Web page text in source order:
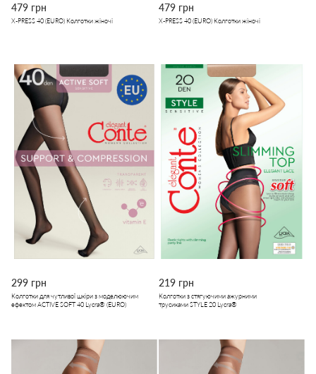
479 грн
X-PRESS 40 (EURO) Колготки жіночі
479 грн
X-PRESS 40 (EURO) Колготки жіночі
299 грн
Колготки для чутливої шкіри з моделюючим
ефектом ACTIVE SOFT 40 Lycra® (EURO)
219 грн
Колготки з стягуючими ажурними
трусиками STYLE 20 Lycra®